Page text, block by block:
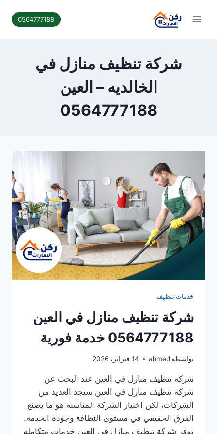
0564777188
شركة تنظيف منازل في
الخالديه – العين
0564777188
خدمات تنظيف
شركة تنظيف منازل في العين
0564777188 خدمة فورية
بواسطة ahmed 14 فبراير، 2026
شركة تنظيف منازل في العين عند البحث عن
شركة تنظيف منازل في العين ستجد العديد من
الشركات، لكن اختيار الشركة المناسبة هو ما يصنع
الفرق الحقيقي في مستوى النظافة وجودة الخدمة.
توفر شركة تنظيف منازل في العين خدمات متكاملة